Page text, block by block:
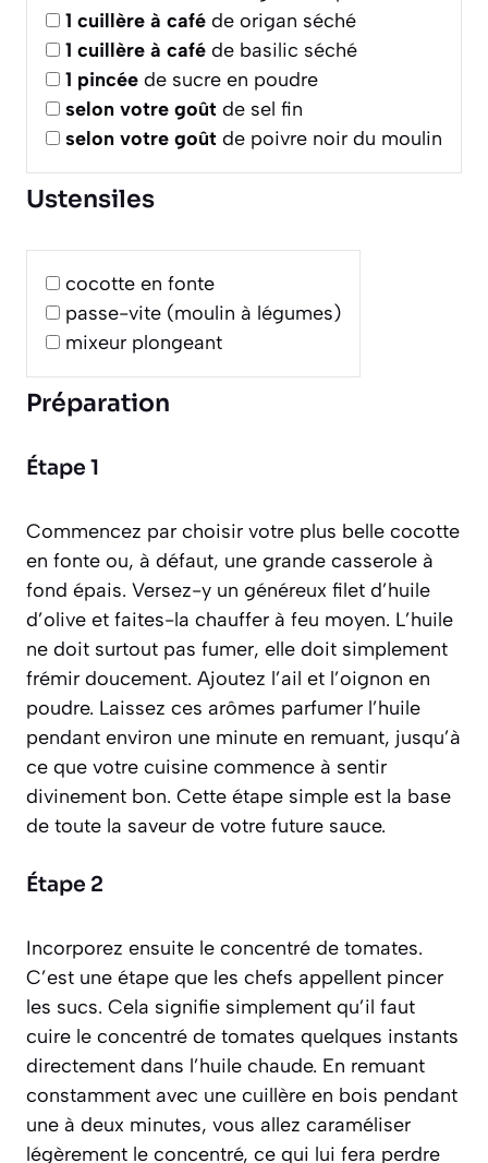
1 cuillère à café de origan séché
1 cuillère à café de basilic séché
1 pincée de sucre en poudre
selon votre goût de sel fin
selon votre goût de poivre noir du moulin
Ustensiles
cocotte en fonte
passe-vite (moulin à légumes)
mixeur plongeant
Préparation
Étape 1
Commencez par choisir votre plus belle cocotte
en fonte ou, à défaut, une grande casserole à
fond épais. Versez-y un généreux filet d’huile
d’olive et faites-la chauffer à feu moyen. L’huile
ne doit surtout pas fumer, elle doit simplement
frémir doucement. Ajoutez l’ail et l’oignon en
poudre. Laissez ces arômes parfumer l’huile
pendant environ une minute en remuant, jusqu’à
ce que votre cuisine commence à sentir
divinement bon. Cette étape simple est la base
de toute la saveur de votre future sauce.
Étape 2
Incorporez ensuite le concentré de tomates.
C’est une étape que les chefs appellent pincer
les sucs. Cela signifie simplement qu’il faut
cuire le concentré de tomates quelques instants
directement dans l’huile chaude. En remuant
constamment avec une cuillère en bois pendant
une à deux minutes, vous allez caraméliser
légèrement le concentré, ce qui lui fera perdre